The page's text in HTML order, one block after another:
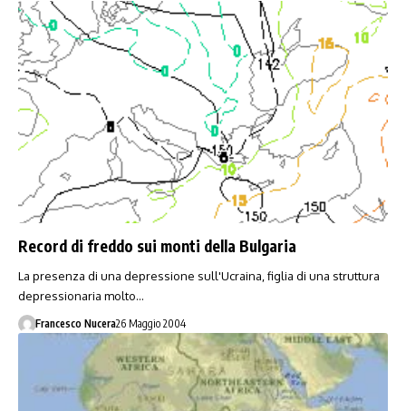
Record di freddo sui monti della Bulgaria
La presenza di una depressione sull'Ucraina, figlia di una struttura
depressionaria molto…
Francesco Nucera26 Maggio 2004